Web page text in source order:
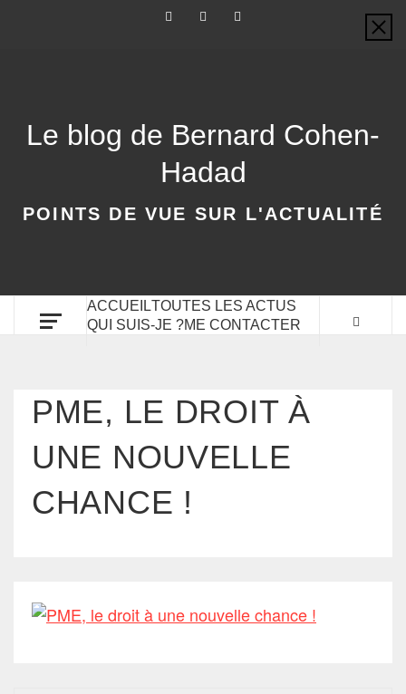
Le blog de Bernard Cohen-
Hadad
POINTS DE VUE SUR L'ACTUALITÉ
ACCUEILTOUTES LES ACTUS
QUI SUIS-JE ?ME CONTACTER
PME, LE DROIT À
UNE NOUVELLE
CHANCE !